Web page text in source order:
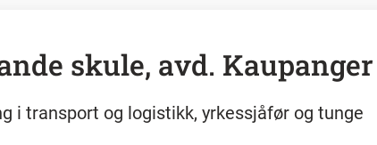
skule, avd. Kaupanger
i transport og logistikk, yrkessjåfør og tunge